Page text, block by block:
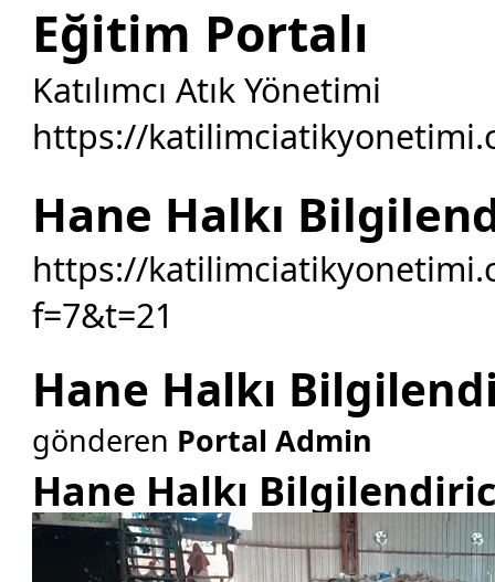
Eğitim Portalı
Katılımcı Atık Yönetimi
https://
Hane Halkı
https://
f=7&t=21
Hane Halkı
gönderen Portal Admin
Hane Halkı